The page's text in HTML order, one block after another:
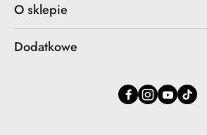
O sklepie
Dodatkowe